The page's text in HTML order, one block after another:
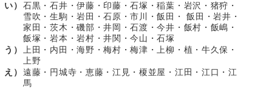
い） 石黒・石井・伊藤・印藤・石塚・稲葉・岩沢・猪狩・
雪吹・生駒・岩田・石原・市川・飯田・ 飯田・岩井・
家田・茨木・磯部・井岡・石渡・今井・飯村・飯嶋・
飯塚・岩本・岩村・井関・今山・石塚
う）
上田・内田・海野・梅村・梅津・上柳・植・牛久保・
上野
え） 遠藤・円城寺・恵藤・江見・榎並屋・江田・江口・江
馬